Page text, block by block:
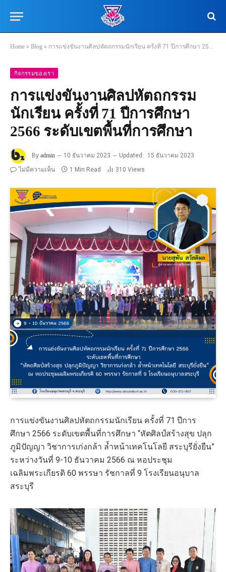
Home » Blog » การแข่งขันงานศิลปหัตถกรรมนักเรียน ครั้งที่ 71 ปีการศึกษา 2566 ระดับเขตพื้นที่การศึกษา
กิจกรรมของเรา
การแข่งขันงานศิลปหัตถกรรม
นักเรียน ครั้งที่ 71 ปีการศึกษา
2566 ระดับเขตพื้นที่การศึกษา
By admin 10 ธันวาคม 2023 Updated:
15 ธันวาคม 2023
ไม่มีความเห็น
1 Min Read 310 Views
การแข่งขันงานศิลปหัตถกรรมนักเรียน ครั้งที่ 71 ปีการ
ศึกษา 2566 ระดับเขตพื้นที่การศึกษา “หัตศิลป์สร้างสุข ปลุก
ภูมิปัญญา วิชาการเก่งกล้า ล้ำหน้าเทคโนโลยี สระบุรียั่งยืน”
ระหว่างวันที่ 9-10 ธันวาคม 2566 ณ หอประชุม
เฉลิมพระเกียรติ 60 พรรษา รัชกาลที่ 9 โรงเรียนอนุบาล
สระบุรี